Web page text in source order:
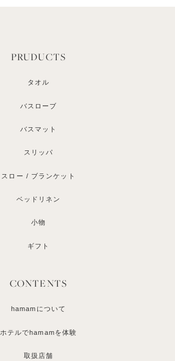
PRUDUCTS
タオル
バスローブ
バスマット
スリッパ
スロー / ブランケット
ベッドリネン
小物
ギフト
CONTENTS
hamamについて
ホテルでhamamを体験
取扱店舗